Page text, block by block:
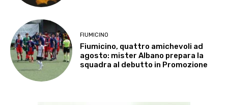
FIUMICINO
Fiumicino, quattro amichevoli ad
agosto: mister Albano prepara la
squadra al debutto in Promozione